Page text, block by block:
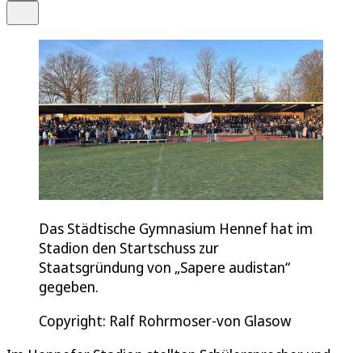
Das Städtische Gymnasium Hennef hat im
Stadion den Startschuss zur
Staatsgründung von „Sapere audistan“
gegeben.
Copyright: Ralf Rohrmoser-von Glasow